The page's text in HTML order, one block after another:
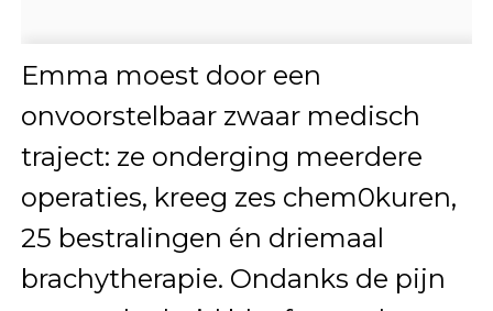
Emma moest door een
onvoorstelbaar zwaar medisch
traject: ze onderging meerdere
operaties, kreeg zes chem0kuren,
25 bestralingen én driemaal
brachytherapie. Ondanks de pijn